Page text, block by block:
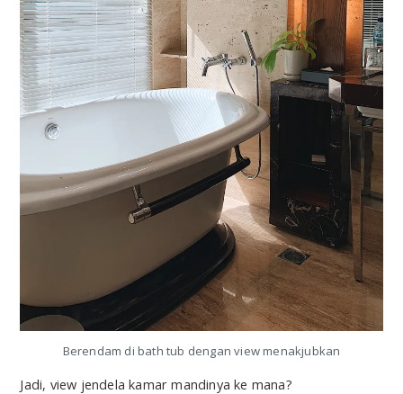
Berendam di bath tub dengan view menakjubkan
Jadi, view jendela kamar mandinya ke mana?